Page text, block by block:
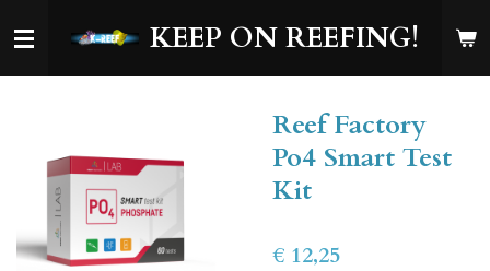
direct
KEEP ON REEFING!
Reef Factory
Po4 Smart Test
Kit
€ 12,25